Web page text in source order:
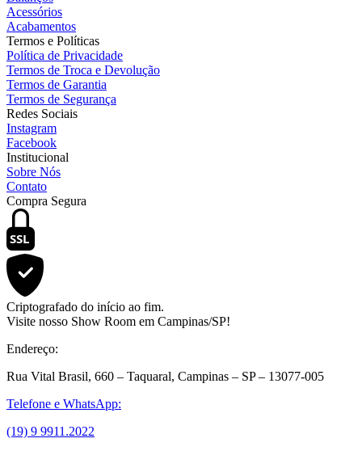
Acessórios
Acabamentos
Termos e Políticas
Política de Privacidade
Termos de Troca e Devolução
Termos de Garantia
Termos de Segurança
Redes Sociais
Instagram
Facebook
Institucional
Sobre Nós
Contato
Compra Segura
SSL
Criptografado do início ao fim.
Visite nosso Show Room em Campinas/SP!
Endereço:
Rua Vital Brasil, 660 – Taquaral, Campinas – SP – 13077-005
Telefone e WhatsApp:
(19) 9 9911.2022